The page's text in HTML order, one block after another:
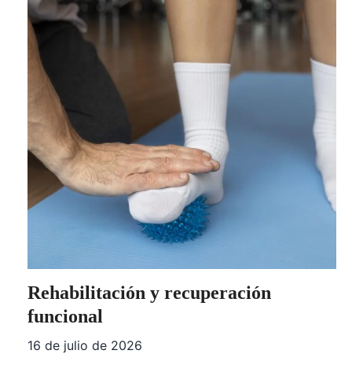
Rehabilitación y recuperación
funcional
16 de julio de 2026